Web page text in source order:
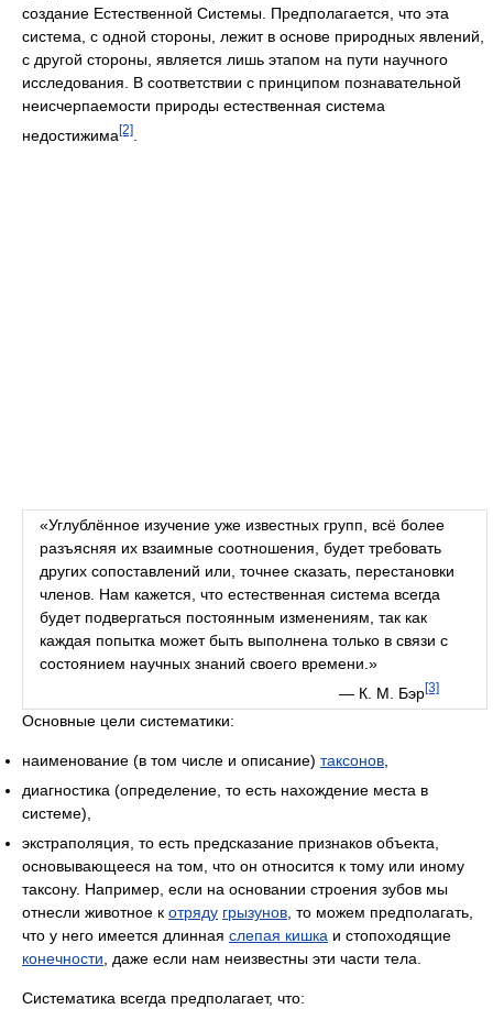
создание Естественной Системы. Предполагается, что эта
система, с одной стороны, лежит в основе природных явлений,
с другой стороны, является лишь этапом на пути научного
исследования. В соответствии с принципом познавательной
неисчерпаемости природы естественная система
недостижима[2]
«Углублённое изучение уже известных групп, всё более
разъясняя их взаимные соотношения, будет требовать
других сопоставлений или, точнее сказать, перестановки
членов. Нам кажется, что естественная система всегда
будет подвергаться постоянным изменениям, так как
каждая попытка может быть выполнена только в связи с
состоянием научных знаний своего времени.»
— К. М. Бэр[3]
Основные цели систематики:
наименование (в том числе и описание) таксонов
диагностика (определение, то есть нахождение места в
системе),
экстраполяция, то есть предсказание признаков объекта,
основывающееся на том, что он относится к тому или иному
таксону. Например, если на основании строения зубов мы
отнесли животное к отряду грызунов , то можем предполагать,
что у него имеется длинная слепая кишка и стопоходящие
конечности , даже если нам неизвестны эти части тела.
Систематика всегда предполагает, что: